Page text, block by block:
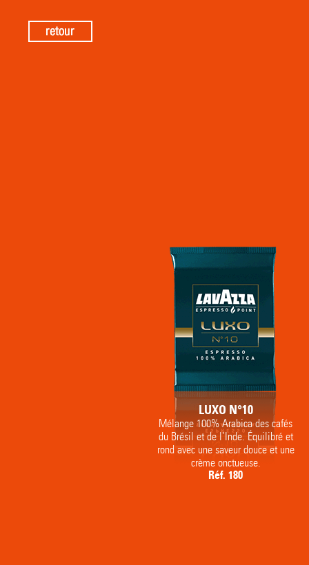
LUXO N°10
Mélange 100% Arabica des cafés
du Brésil et de l’Inde. Équilibré et
rond avec une saveur douce et une
crème onctueuse.
Réf. 180